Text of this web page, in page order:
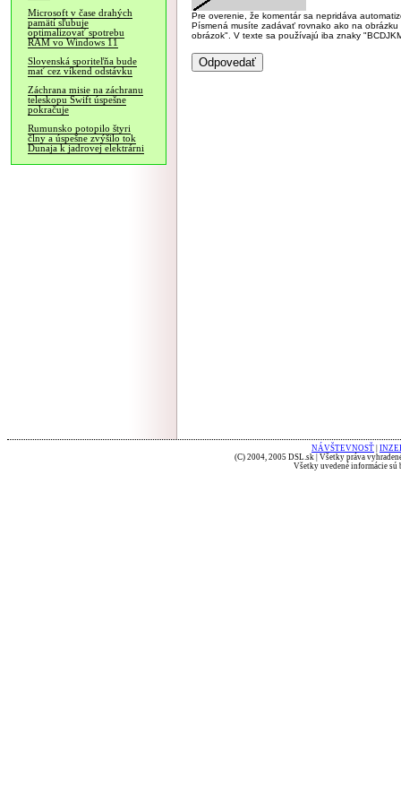
Microsoft v čase drahých
pamätí sľubuje
optimalizovať spotrebu
RAM vo Windows 11
Slovenská sporiteľňa bude
mať cez víkend odstávku
Záchrana misie na záchranu
teleskopu Swift úspešne
pokračuje
Rumunsko potopilo štyri
člny a úspešne zvýšilo tok
Dunaja k jadrovej elektrárni
Pre overenie, že komentár sa nepridáva
Písmená musíte zadávať rovnako ako na
obrázok". V texte sa používajú iba znaky
NÁVŠTEVNOSŤ
(C) 2004, 2005 DSL.sk | Všetky práva
Všetky uvedené informácie sú